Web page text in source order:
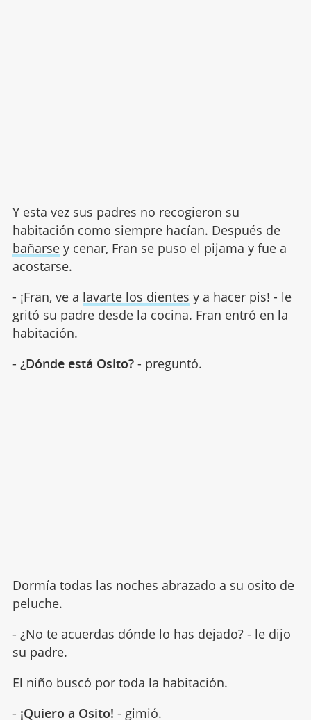
Y esta vez sus padres no recogieron su
habitación como siempre hacían. Después de
bañarsey cenar, Fran se puso el pijama y fue a
acostarse.
- ¡Fran, ve a lavarte los dientes y a hacer pis! - le
gritó su padre desde la cocina. Fran entró en la
habitación.
- ¿Dónde está Osito?- preguntó.
Dormía todas las noches abrazado a su osito de
peluche.
- ¿No te acuerdas dónde lo has dejado? - le dijo
su padre.
El niño buscó por toda la habitación.
- ¡Quiero a Osito! - gimió.